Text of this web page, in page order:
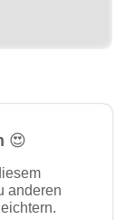
😍
anderen